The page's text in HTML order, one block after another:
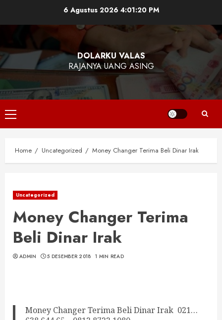
6 Agustus 2026 4:01:20 PM
DOLARKU VALAS
RAJANYA UANG ASING
Primary
Menu
Home Uncategorized Money Changer Terima Beli Dinar Irak
Uncategorized
Money Changer Terima
Beli Dinar Irak
ADMIN 5 DESEMBER 2018 1 MIN READ
Money Changer Terima Beli Dinar Irak 021…